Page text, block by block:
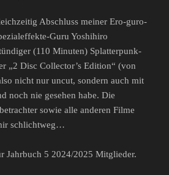
Abschluss meiner Ero-guro-
Guru Yoshihiro
(110 Minuten) Splatterpunk-
„2 Disc Collector’s Edition“ (von
nicht nur uncut, sondern auch mit
noch nie gesehen habe. Die
sowie alle anderen Filme
schlichtweg…
Jahrbuch 5 2024/2025 Mitglieder.